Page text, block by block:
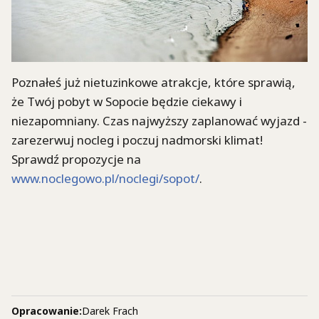
Poznałeś już nietuzinkowe atrakcje, które sprawią,
że Twój pobyt w Sopocie będzie ciekawy i
niezapomniany. Czas najwyższy zaplanować wyjazd -
zarezerwuj nocleg i poczuj nadmorski klimat!
Sprawdź propozycje na
www.noclegowo.pl/noclegi/sopot/.
Opracowanie:Darek Frach